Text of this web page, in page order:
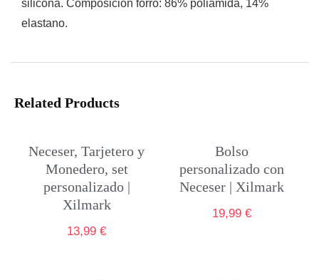
silicona. Composición forro: 86% poliamida, 14%
elastano.
Related Products
Neceser, Tarjetero y
Monedero, set
personalizado |
Xilmark
13,99€
Bolso
personalizado con
Neceser | Xilmark
19,99€